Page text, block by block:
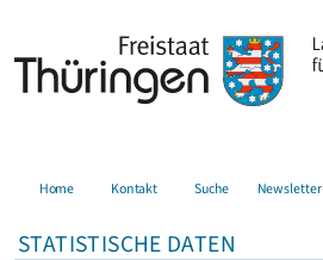
Home Kontakt Suche Newsletter
STATISTISCHE DATEN